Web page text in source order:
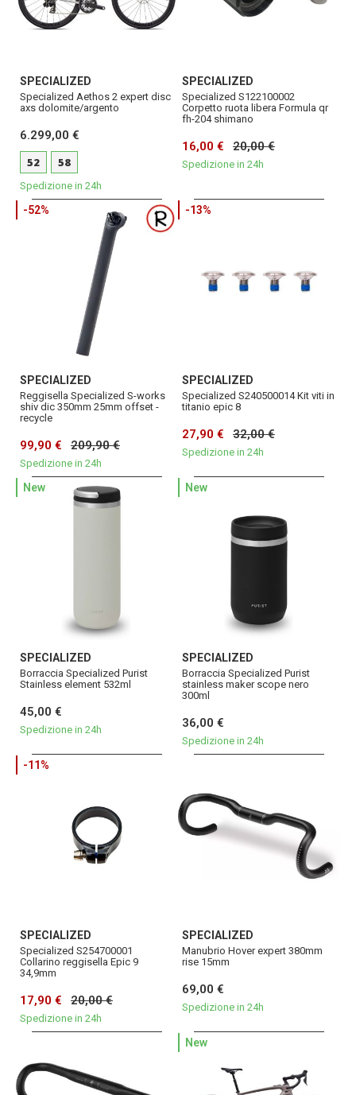
SPECIALIZED
Specialized Aethos 2 expert disc
axs dolomite/argento
6.299,00 €
52
58
Spedizione in 24h
SPECIALIZED
Specialized S122100002
Corpetto ruota libera Formula qr
fh-204 shimano
16,00 € 20,00 €
Spedizione in 24h
-52%
SPECIALIZED
Reggisella Specialized S-works
shiv dic 350mm 25mm offset -
recycle
99,90 € 209,90 €
Spedizione in 24h
-13%
SPECIALIZED
Specialized S240500014 Kit viti in
titanio epic 8
27,90 € 32,00 €
Spedizione in 24h
New
SPECIALIZED
Borraccia Specialized Purist
Stainless element 532ml
45,00 €
Spedizione in 24h
New
SPECIALIZED
Borraccia Specialized Purist
stainless maker scope nero
300ml
36,00 €
Spedizione in 24h
-11%
SPECIALIZED
Specialized S254700001
Collarino reggisella Epic 9
34,9mm
17,90 € 20,00 €
Spedizione in 24h
SPECIALIZED
Manubrio Hover expert 380mm
rise 15mm
69,00 €
Spedizione in 24h
New